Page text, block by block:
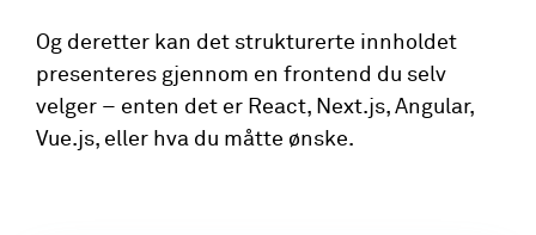
Og deretter kan det strukturerte innholdet
presenteres gjennom en frontend du selv
velger – enten det er React, Next.js, Angular,
Vue.js, eller hva du måtte ønske.